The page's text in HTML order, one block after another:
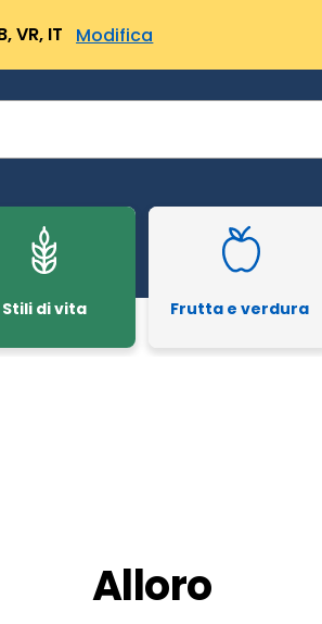
VR, IT Modifica
Stili di vita Frutta e verdura
Alloro